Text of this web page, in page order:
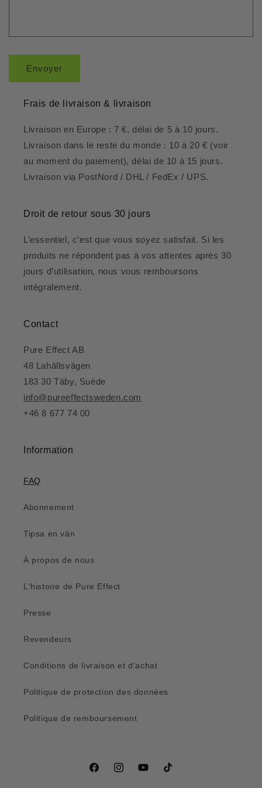
Envoyer
Frais de livraison & livraison
Livraison en Europe : 7 €, délai de 5 à 10 jours.
Livraison dans le reste du monde : 10 à 20 € (voir
au moment du paiement), délai de 10 à 15 jours.
Livraison via PostNord / DHL / FedEx / UPS.
Droit de retour sous 30 jours
L’essentiel, c’est que vous soyez satisfait. Si les
produits ne répondent pas à vos attentes après 30
jours d’utilisation, nous vous remboursons
intégralement.
Contact
Pure Effect AB
48 Lahällsvägen
183 30 Täby, Suède
info@pureeffectsweden.com
+46 8 677 74 00
Information
FAQ
Abonnement
Tipsa en vän
À propos de nous
L'histoire de Pure Effect
Presse
Revendeurs
Conditions de livraison et d'achat
Politique de protection des données
Politique de remboursement
FacebookInstagramYouTubeTikTok